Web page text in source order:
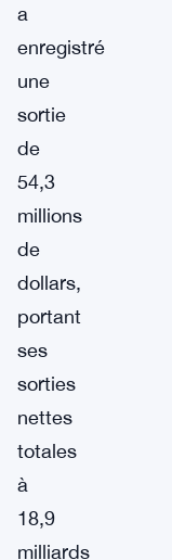
a
enregistré
une
sortie
de
54,3
millions
de
dollars,
portant
ses
sorties
nettes
totales
à
18,9
milliards